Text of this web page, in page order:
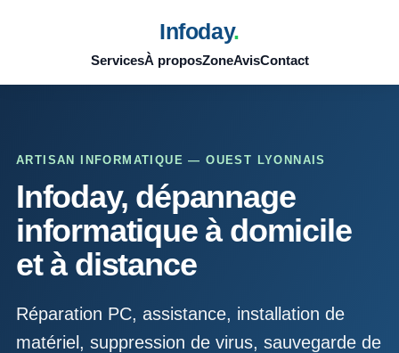
Infoday.
ServicesÀ proposZoneAvisContact
ARTISAN INFORMATIQUE — OUEST LYONNAIS
Infoday, dépannage
informatique à domicile
et à distance
Réparation PC, assistance, installation de
matériel, suppression de virus, sauvegarde de